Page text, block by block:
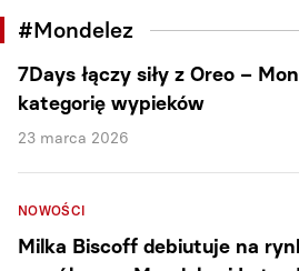
#Mondelez
7Days łączy siły z Oreo –
kategorię wypieków
23 marca 2026
NOWOŚCI
Milka Biscoff debiutuje na